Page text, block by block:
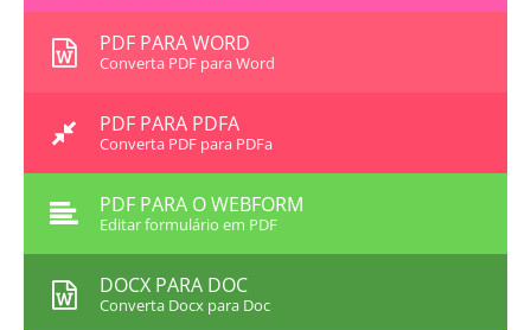
PDF PARA WORD
Converta PDF para Word
PDF PARA PDFA
Converta PDF para PDFa
PDF PARA O WEBFORM
Editar formulário em PDF
DOCX PARA DOC
Converta Docx para Doc